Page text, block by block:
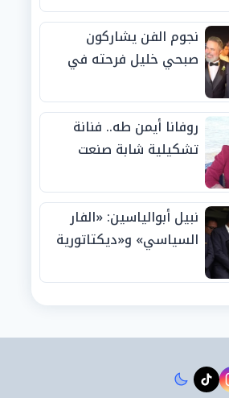
نجوم الفن يشاركون
صبحي خليل فرحته في
روفانا أيمن طه.. فنانة
تشكيلية شابة صنعت
الجوائز منذ الصغر
نبيل أبوالياسين: «الفار
السياسي» و«ديكتاتورية
الفيفا».. وإقالة
tiktok